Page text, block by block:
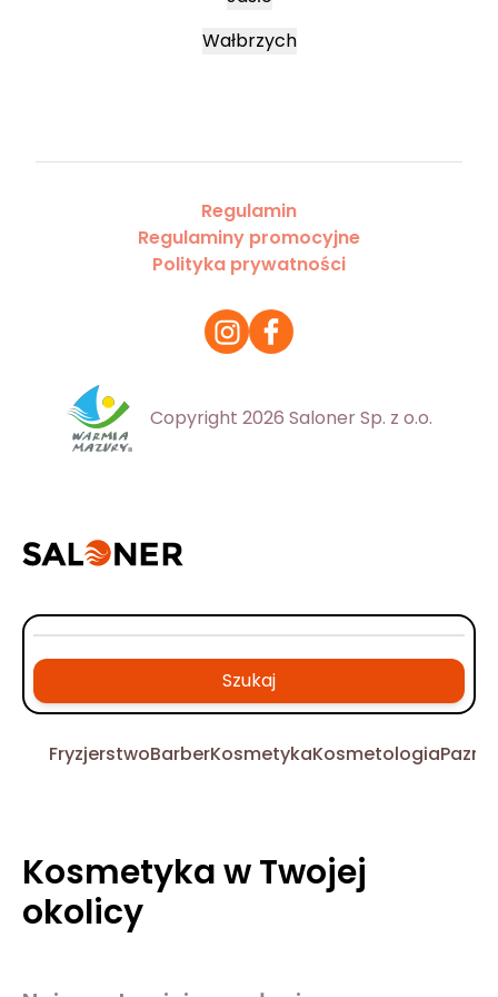
Wałbrzych
Regulamin
Regulaminy promocyjne
Polityka prywatności
Copyright 2026 Saloner Sp. z o.o.
Szukaj
FryzjerstwoBarberKosmetykaKosmetologia
Kosmetyka w Twojej
okolicy